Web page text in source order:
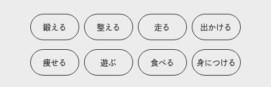
鍛える 整える 走る 出かける
痩せる 遊ぶ 食べる 身につける